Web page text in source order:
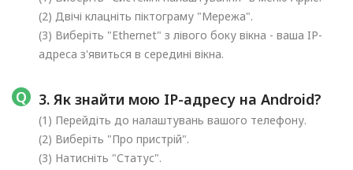
(2) Двічі клацніть піктограму "Мережа".
(3) Виберіть "Ethernet" з лівого боку вікна - ваша IP-
адреса з'явиться в середині вікна.
3. Як знайти мою IP-адресу на Android?
(1) Перейдіть до налаштувань вашого телефону.
(2) Виберіть "Про пристрій".
(3) Натисніть "Статус".